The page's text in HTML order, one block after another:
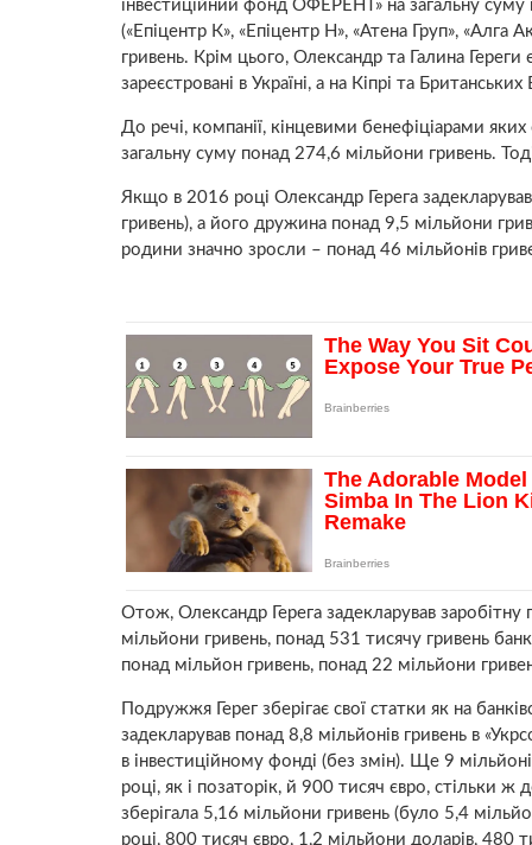
інвестиційний фонд ОФЕРЕНТ» на загальну
(«Епіцентр К», «Епіцентр Н», «Атена Груп», «Алга
гривень. Крім цього, Олександр та Галина
зареєстровані в Україні, а на Кіпрі та
До речі, компанії, кінцевими бенефіціарами
загальну суму понад 274,6 мільйони гривень.
Якщо в 2016 році Олександр Герега
гривень), а його дружина понад 9,5 мільйони
родини значно зросли – понад 46 мільйонів
Отож, Олександр Герега задекларував заробітну
мільйони гривень, понад 531 тисячу гривень
понад мільйон гривень, понад 22 мільйони
Подружжя Герег зберігає свої статки як на
задекларував понад 8,8 мільйонів гривень в
в інвестиційному фонді (без змін). Ще 9
році, як і позаторік, й 900 тисяч євро, стільки
зберігала 5,16 мільйони гривень (було 5,4
році, 800 тисяч євро, 1,2 мільйони доларів, 480